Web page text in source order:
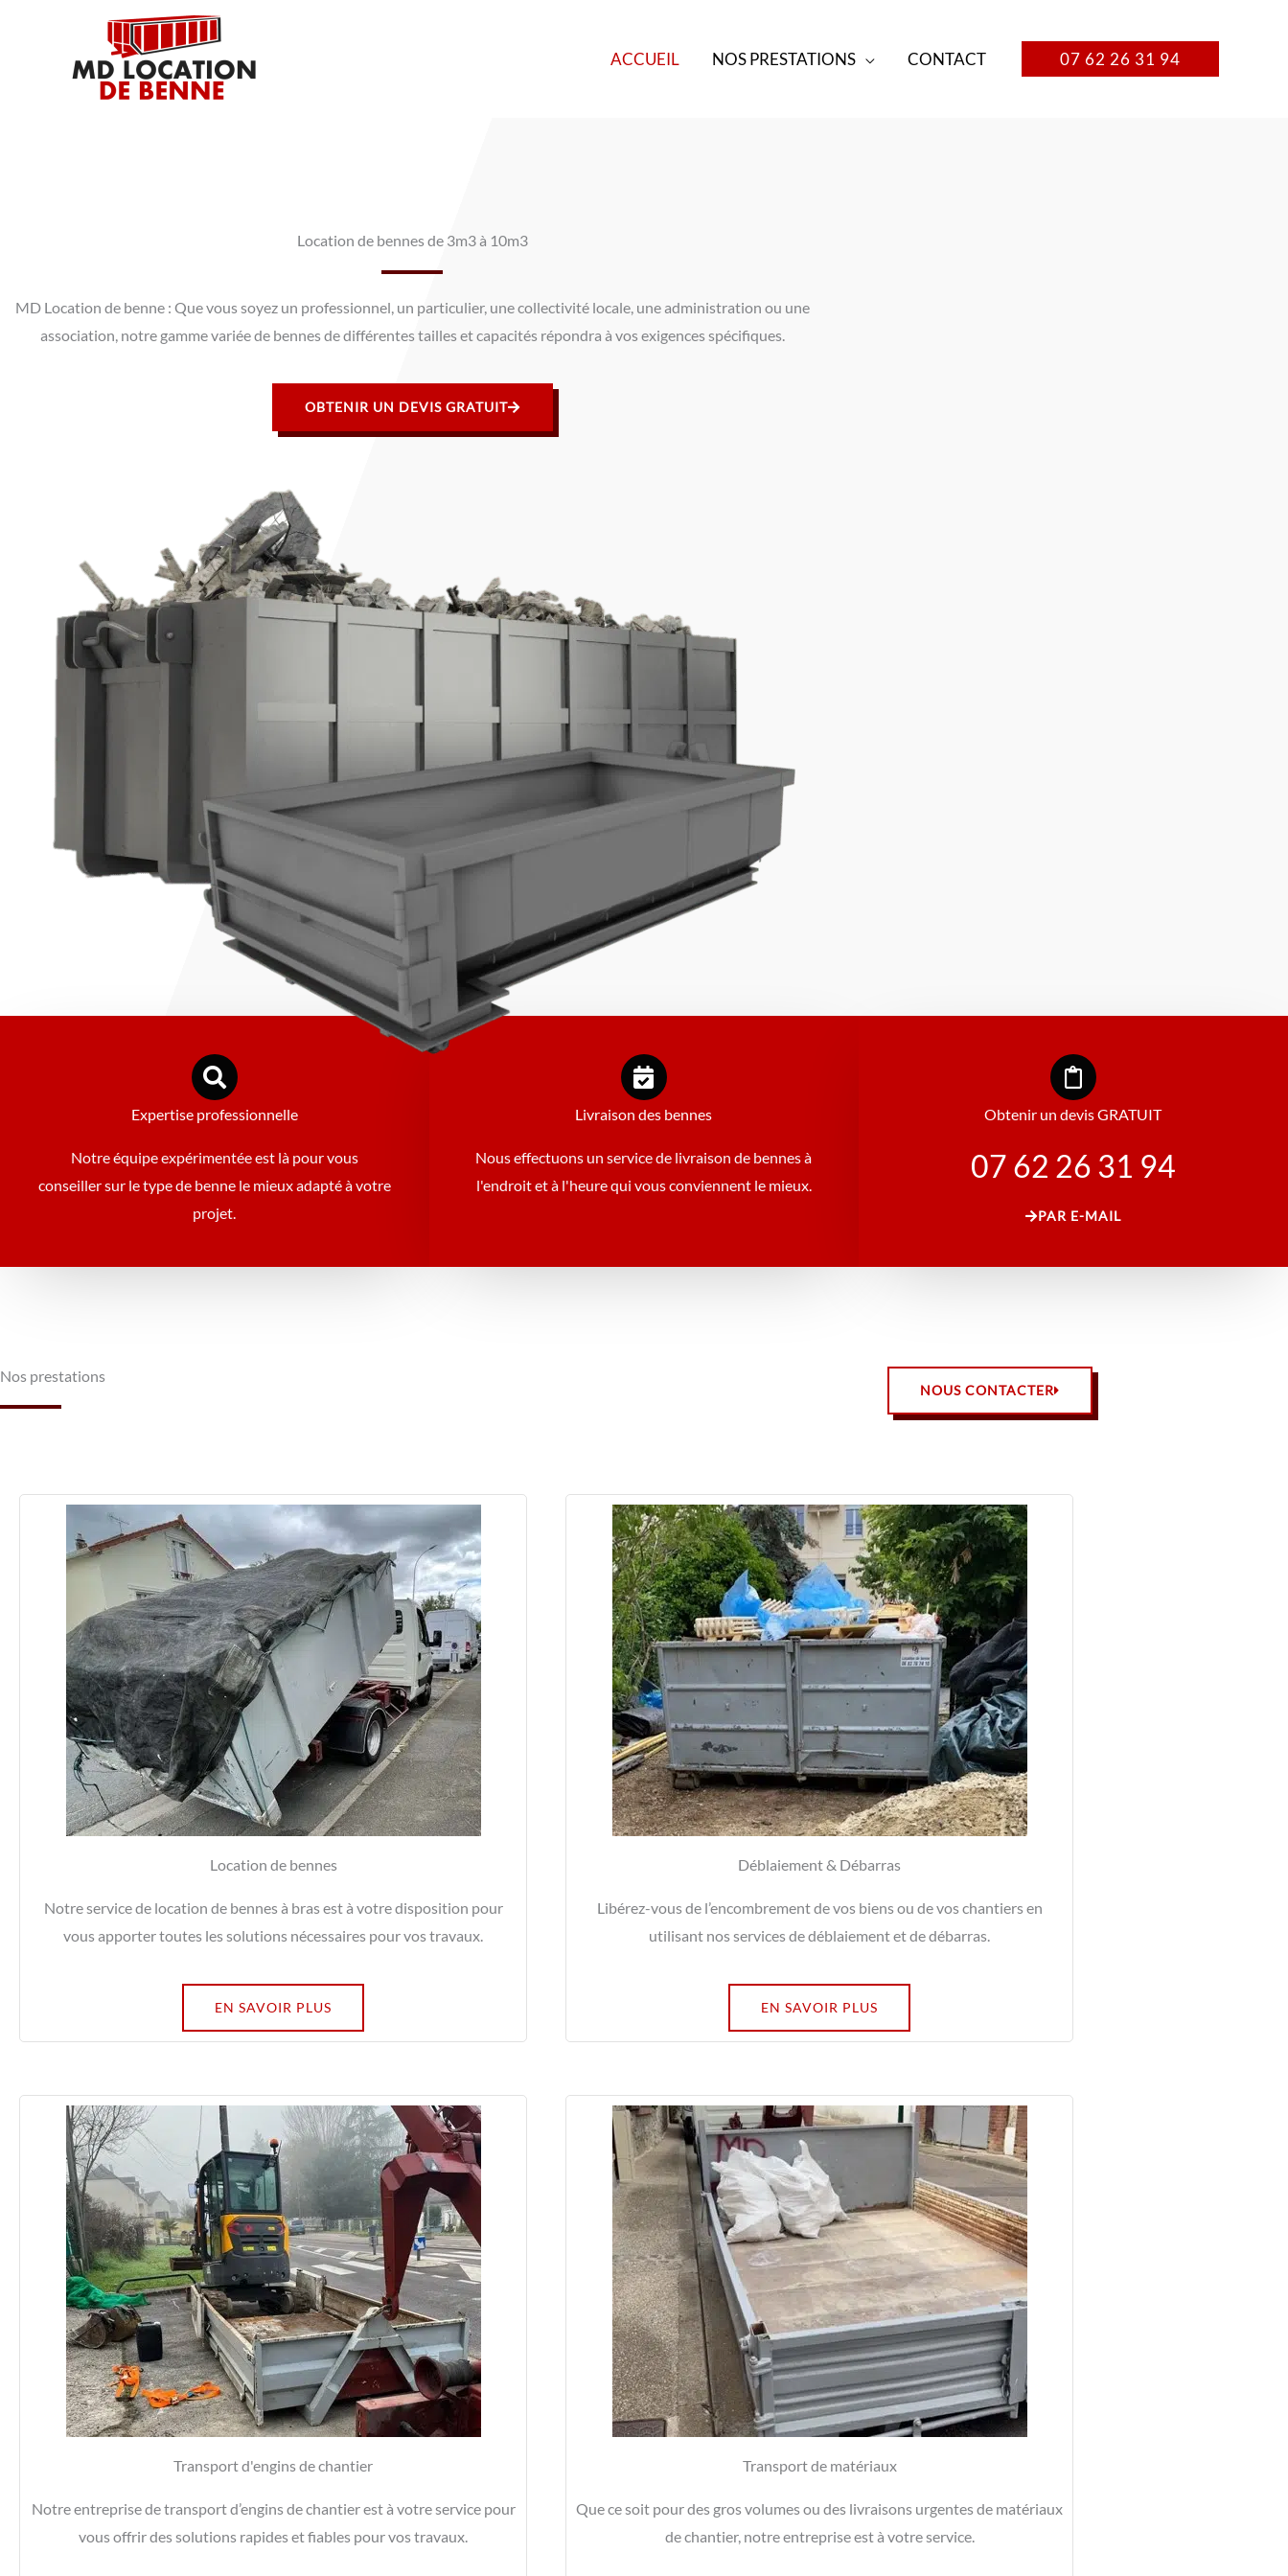
ACCUEIL NOS PRESTATIONS CONTACT 07 62 26 31 94
Location de bennes de 3m3 à 10m3
MD Location de benne : Que vous soyez un professionnel, un particulier, une collectivité locale, une administration ou une
association, notre gamme variée de bennes de différentes tailles et capacités répondra à vos exigences spécifiques.
OBTENIR UN DEVIS GRATUIT
Expertise professionnelle
Notre équipe expérimentée est là pour vous
conseiller sur le type de benne le mieux adapté à votre
projet.
Livraison des bennes
Nous effectuons un service de livraison de bennes à
l'endroit et à l'heure qui vous conviennent le mieux.
Obtenir un devis GRATUIT
07 62 26 31 94
PAR E-MAIL
Nos prestations
NOUS CONTACTER
Location de bennes
Notre service de location de bennes à bras est à votre disposition pour
vous apporter toutes les solutions nécessaires pour vos travaux.
EN SAVOIR PLUS
Déblaiement & Débarras
Libérez-vous de l’encombrement de vos biens ou de vos chantiers en
utilisant nos services de déblaiement et de débarras.
EN SAVOIR PLUS
Transport d'engins de chantier
Notre entreprise de transport d’engins de chantier est à votre service pour
vous offrir des solutions rapides et fiables pour vos travaux.
Transport de matériaux
Que ce soit pour des gros volumes ou des livraisons urgentes de matériaux
de chantier, notre entreprise est à votre service.